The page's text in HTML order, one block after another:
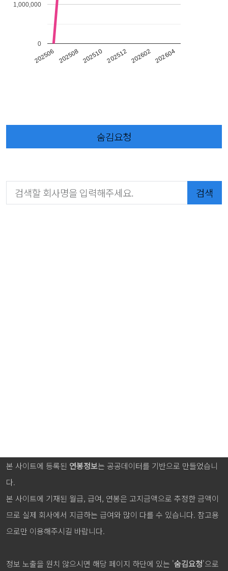
202506 202508 202510 202512 202602 202604
0
1,000,000
숨김요청
검색
본 사이트에 등록된 연봉정보는 공공데이터를 기반으로 만들었습니
다.
본 사이트에 기재된 월급, 급여, 연봉은 고지금액으로 추정한 금액이
므로 실제 회사에서 지급하는 급여와 많이 다를 수 있습니다. 참고용
으로만 이용해주시길 바랍니다.
정보 노출을 원치 않으시면 해당 페이지 하단에 있는 '숨김요청'으로